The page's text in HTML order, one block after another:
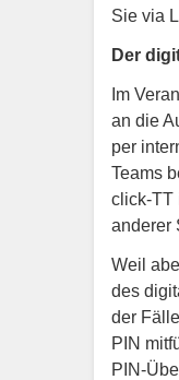
Sie via
Der
Im
an die
per
Teams
click-TT
anderer
Weil
des
der
PIN
PIN-